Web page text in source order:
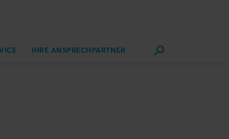
IHRE ANSPRECHPARTNER